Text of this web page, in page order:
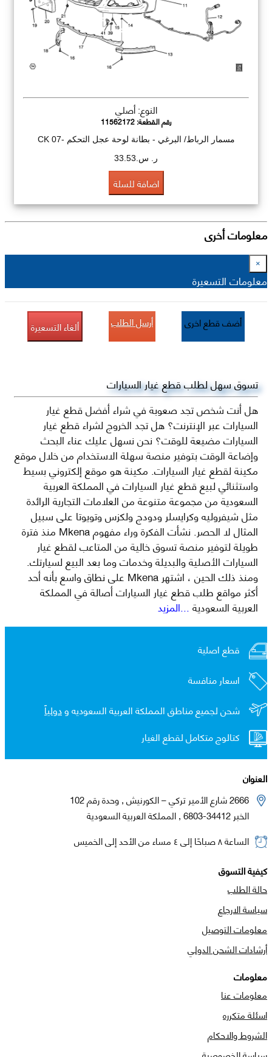
النوع: أصلي
رقم القطعة:11562172
مسمار الرباط/ البرغي - بطانة لوحة عجل التحكم -CK 07
ر. س.33.53
اضافة للسلة
معلومات أخرى
×
معلومات التسعيرة
أضف قطع اخرى أرسل الطلب ألغاء التسعيرة
تسوق سهل لطلب قطع غيار السيارات
هل أنت شخص تجد صعوبة في شراء أفضل قطع غيار
السيارات عبر الإنترنت؟ هل تجد الخروج لشراء قطع غيار
السيارات مضيعة للوقت؟ نحن نسهل عليك عناء البحث
وإضاعة الوقت بتوفير منصة سهلة الاستخدام من خلال موقع
مكينة لقطع غيار السيارات. مكينة هو موقع إلكتروني بسيط
واستثنائي لبيع قطع غيار السيارات في المملكة العربية
السعودية من مجموعة متنوعة من العلامات التجارية الرائدة
مثل شيفروليه وكرايسلر ودودج ولكزس وتويوتا على سبيل
المثال لا الحصر. نشأت الفكرة وراء مفهوم Mkena منذ فترة
طويلة لتوفير منصة تسوق خالية من المتاعب لقطع غيار
السيارات الأصلية والبديلة وخدمات وما بعد البيع لسيارتك.
ومنذ ذلك الحين ، اشتهر Mkena على نطاق واسع بأنه أحد
أكثر مواقع طلب قطع غيار السيارات أصالة في المملكة
العربية السعودية...المزيد
قطع اصلية
اسعار منافسة
شحن لجميع مناطق المملكة العربية السعوديه ودولياً
كتالوج متكامل لقطع الغيار
العنوان
2666 شارع الأمير تركي – الكورنيش , وحدة رقم 102
الخبر 34412-6803 , المملكة العربية السعودية
الساعة ٨ صباحًا إلى ٤ مساء من الأحد إلى الخميس
كيفية التسوق
حالة الطلب
سياسة الارجاع
معلومات التوصيل
أرشادات الشحن الدولي
معلومات
معلومات عنا
اسئلة متكرره
الشروط والاحكام